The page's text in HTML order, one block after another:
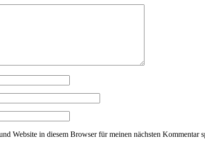
Website in diesem Browser für meinen nächsten Kommentar